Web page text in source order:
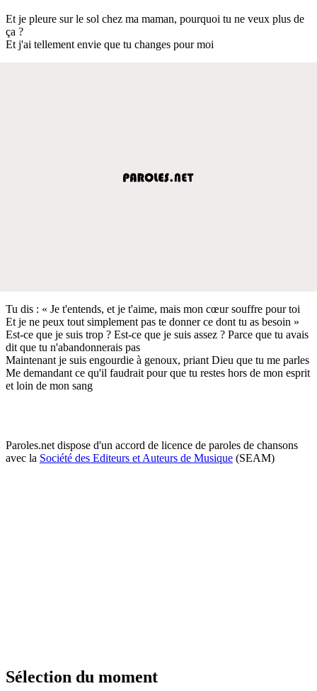
Et je pleure sur le sol chez ma maman, pourquoi tu ne veux plus de
ça ?
Et j'ai tellement envie que tu changes pour moi
Tu dis : « Je t'entends, et je t'aime, mais mon cœur souffre pour toi
Et je ne peux tout simplement pas te donner ce dont tu as besoin »
Est-ce que je suis trop ? Est-ce que je suis assez ? Parce que tu avais
dit que tu n'abandonnerais pas
Maintenant je suis engourdie à genoux, priant Dieu que tu me parles
Me demandant ce qu'il faudrait pour que tu restes hors de mon esprit
et loin de mon sang
Paroles.net dispose d'un accord de licence de paroles de chansons
avec la Société des Editeurs et Auteurs de Musique (SEAM)
Sélection du moment